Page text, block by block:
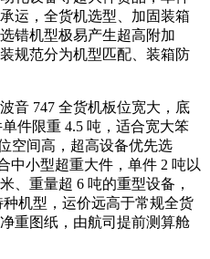
运，全货机选型、加固装箱
错机型极易产生超高附加
规范分为机型匹配、装箱防
747 全货机板位宽大，底
件限重 4.5 吨，适合宽大笨
空间高，超高设备优先选
中小型超重大件，单件 2 吨以
、重量超 6 吨的重型设备，
机型，运价远高于常规全货
重图纸，由航司提前测算舱